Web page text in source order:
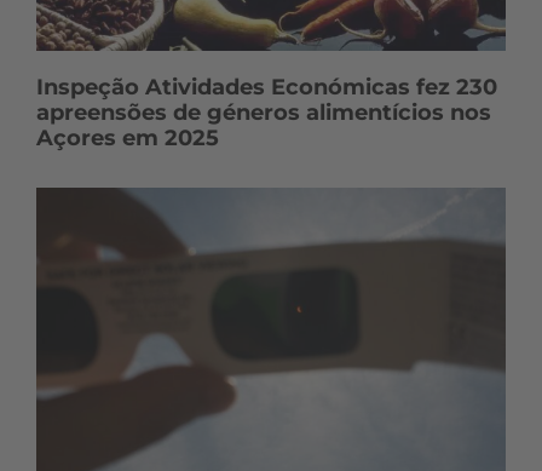
Inspeção Atividades Económicas fez 230
apreensões de géneros alimentícios nos
Açores em 2025